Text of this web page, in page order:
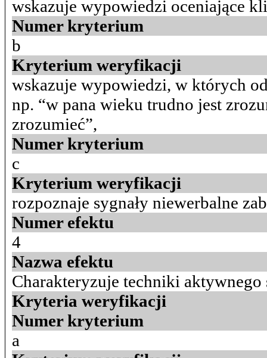
wskazuje wypowiedzi oceniające
Numer kryterium
b
Kryterium weryfikacji
wskazuje wypowiedzi, w których
np. “w pana wieku trudno jest
zrozumieć”,
Numer kryterium
c
Kryterium weryfikacji
rozpoznaje sygnały niewerbalne
Numer efektu
4
Nazwa efektu
Charakteryzuje techniki
Kryteria weryfikacji
Numer kryterium
a